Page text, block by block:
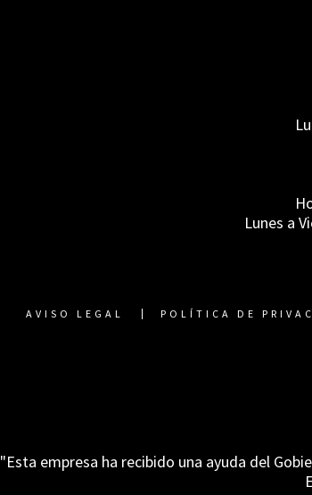
Lunes a
AVISO LEGAL POLÍTICA DE
"Esta empresa ha recibido una ayuda del